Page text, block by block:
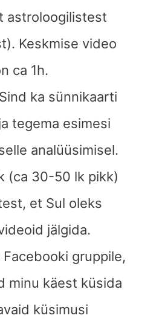
astroloogilistest
Keskmise video
ca 1h.
ka sünnikaarti
tegema esimesi
analüüsimisel.
(ca 30-50 lk pikk)
et Sul oleks
jälgida.
Facebooki gruppile,
minu käest küsida
küsimusi